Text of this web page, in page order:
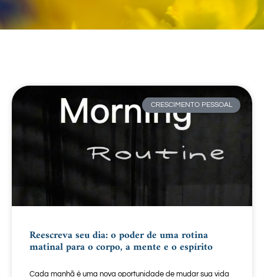
CRESCIMENTO PESSOAL
Reescreva seu dia: o poder de uma rotina
matinal para o corpo, a mente e o espírito
Cada manhã é uma nova oportunidade de mudar sua vida